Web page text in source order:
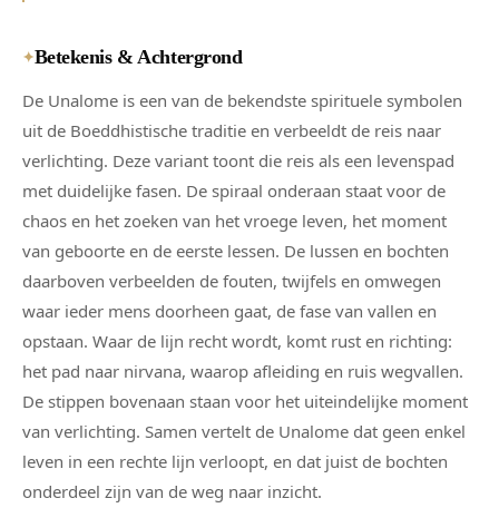
✦Betekenis & Achtergrond
De Unalome is een van de bekendste spirituele symbolen
uit de Boeddhistische traditie en verbeeldt de reis naar
verlichting. Deze variant toont die reis als een levenspad
met duidelijke fasen. De spiraal onderaan staat voor de
chaos en het zoeken van het vroege leven, het moment
van geboorte en de eerste lessen. De lussen en bochten
daarboven verbeelden de fouten, twijfels en omwegen
waar ieder mens doorheen gaat, de fase van vallen en
opstaan. Waar de lijn recht wordt, komt rust en richting:
het pad naar nirvana, waarop afleiding en ruis wegvallen.
De stippen bovenaan staan voor het uiteindelijke moment
van verlichting. Samen vertelt de Unalome dat geen enkel
leven in een rechte lijn verloopt, en dat juist de bochten
onderdeel zijn van de weg naar inzicht.